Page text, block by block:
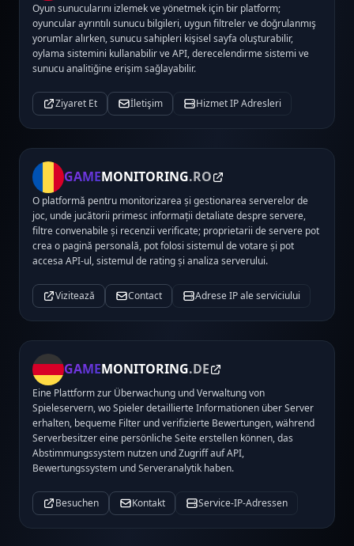
Oyun sunucularını izlemek ve yönetmek için bir platform;
oyuncular ayrıntılı sunucu bilgileri, uygun filtreler ve doğrulanmış
yorumlar alırken, sunucu sahipleri kişisel sayfa oluşturabilir,
oylama sistemini kullanabilir ve API, derecelendirme sistemi ve
sunucu analitiğine erişim sağlayabilir.
Ziyaret Et İletişim Hizmet IP Adresleri
GAMEMONITORING.RO
O platformă pentru monitorizarea și gestionarea serverelor de
joc, unde jucătorii primesc informații detaliate despre servere,
filtre convenabile și recenzii verificate; proprietarii de servere pot
crea o pagină personală, pot folosi sistemul de votare și pot
accesa API-ul, sistemul de rating și analiza serverului.
Vizitează Contact Adrese IP ale serviciului
GAMEMONITORING.DE
Eine Plattform zur Überwachung und Verwaltung von
Spieleservern, wo Spieler detaillierte Informationen über Server
erhalten, bequeme Filter und verifizierte Bewertungen, während
Serverbesitzer eine persönliche Seite erstellen können, das
Abstimmungssystem nutzen und Zugriff auf API,
Bewertungssystem und Serveranalytik haben.
Besuchen Kontakt Service-IP-Adressen